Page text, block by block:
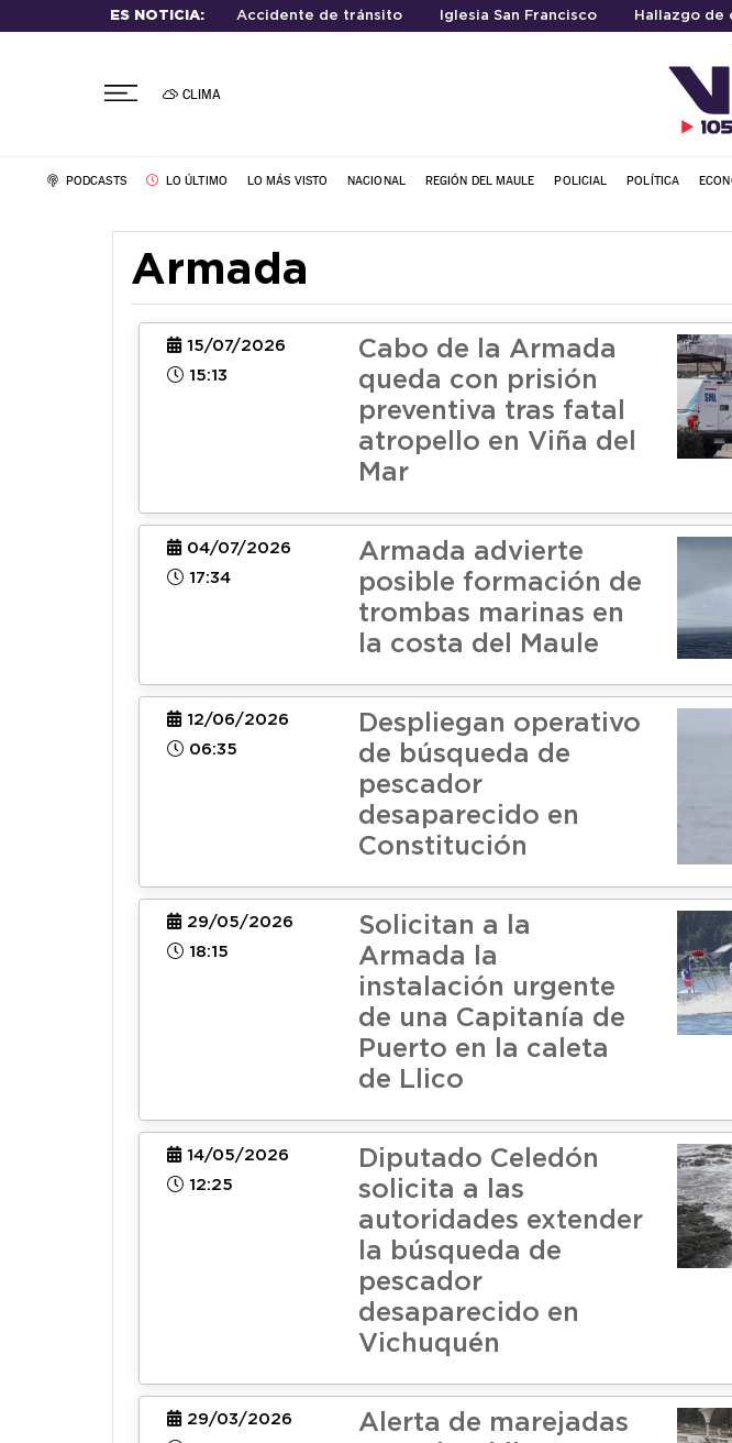
ES NOTICIA: Accidente de tránsito Iglesia San Francisco Hallazgo de
CLIMA
PODCASTS LO ÚLTIMO LO MÁS VISTO NACIONAL REGIÓN DEL MAULE POLICIAL POLÍTICA
Armada
15/07/2026
15:13
Cabo de la Armada
queda con prisión
preventiva tras fatal
atropello en Viña del
Mar
04/07/2026
17:34
Armada advierte
posible formación de
trombas marinas en
la costa del Maule
12/06/2026
06:35
Despliegan operativo
de búsqueda de
pescador
desaparecido en
Constitución
29/05/2026
18:15
Solicitan a la
Armada la
instalación urgente
de una Capitanía de
Puerto en la caleta
de Llico
14/05/2026
12:25
Diputado Celedón
solicita a las
autoridades extender
la búsqueda de
pescador
desaparecido en
Vichuquén
29/03/2026
Alerta de marejadas